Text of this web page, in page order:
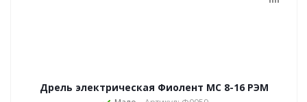
Дрель электрическая Фиолент МС 8-16 РЭМ